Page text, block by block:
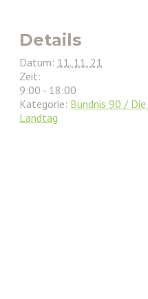
Details
Datum: 11. 11. 21
Zeit:
9:00 - 18:00
Kategorie: Bündnis 90 / Die
Landtag